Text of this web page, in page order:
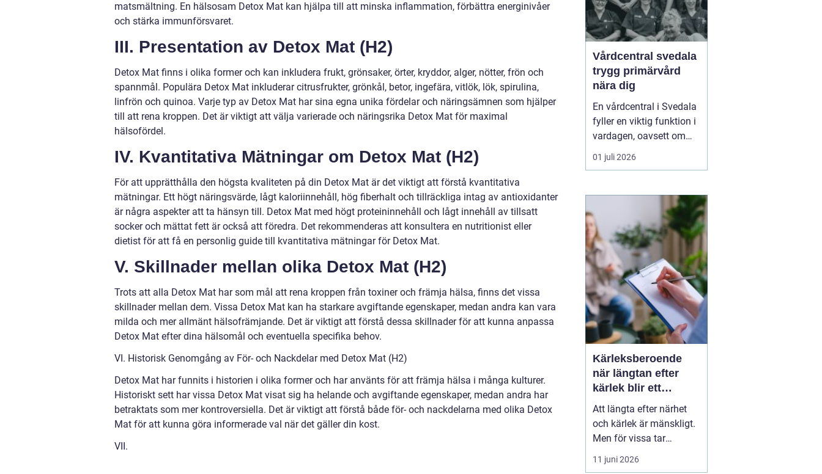
matsmältning. En hälsosam Detox Mat kan hjälpa till att minska inflammation, förbättra energinivåer
och stärka immunförsvaret.
III. Presentation av Detox Mat (H2)
Detox Mat finns i olika former och kan inkludera frukt, grönsaker, örter, kryddor, alger, nötter, frön och
spannmål. Populära Detox Mat inkluderar citrusfrukter, grönkål, betor, ingefära, vitlök, lök, spirulina,
linfrön och quinoa. Varje typ av Detox Mat har sina egna unika fördelar och näringsämnen som hjälper
till att rena kroppen. Det är viktigt att välja varierade och näringsrika Detox Mat för maximal
hälsofördel.
IV. Kvantitativa Mätningar om Detox Mat (H2)
För att upprätthålla den högsta kvaliteten på din Detox Mat är det viktigt att förstå kvantitativa
mätningar. Ett högt näringsvärde, lågt kaloriinnehåll, hög fiberhalt och tillräckliga intag av antioxidanter
är några aspekter att ta hänsyn till. Detox Mat med högt proteininnehåll och lågt innehåll av tillsatt
socker och mättat fett är också att föredra. Det rekommenderas att konsultera en nutritionist eller
dietist för att få en personlig guide till kvantitativa mätningar för Detox Mat.
V. Skillnader mellan olika Detox Mat (H2)
Trots att alla Detox Mat har som mål att rena kroppen från toxiner och främja hälsa, finns det vissa
skillnader mellan dem. Vissa Detox Mat kan ha starkare avgiftande egenskaper, medan andra kan vara
milda och mer allmänt hälsofrämjande. Det är viktigt att förstå dessa skillnader för att kunna anpassa
Detox Mat efter dina hälsomål och eventuella specifika behov.
VI. Historisk Genomgång av För- och Nackdelar med Detox Mat (H2)
Detox Mat har funnits i historien i olika former och har använts för att främja hälsa i många kulturer.
Historiskt sett har vissa Detox Mat visat sig ha helande och avgiftande egenskaper, medan andra har
betraktats som mer kontroversiella. Det är viktigt att förstå både för- och nackdelarna med olika Detox
Mat för att kunna göra informerade val när det gäller din kost.
VII.
Vårdcentral svedala
trygg primärvård
nära dig
En vårdcentral i Svedala
fyller en viktig funktion i
vardagen, oavsett om
det handlar om akuta
infektioner, långvariga
kring barnhälsa och
graviditet. När vården
samlas under ett tak blir
vägen mellan olika
mottagningar kortare...
01 juli 2026
Kärleksberoende
när längtan efter
kärlek blir ett
beroende
Att längta efter närhet
och kärlek är mänskligt.
Men för vissa tar
längtan över helt.
Relationer, förälskelser
11 juni 2026